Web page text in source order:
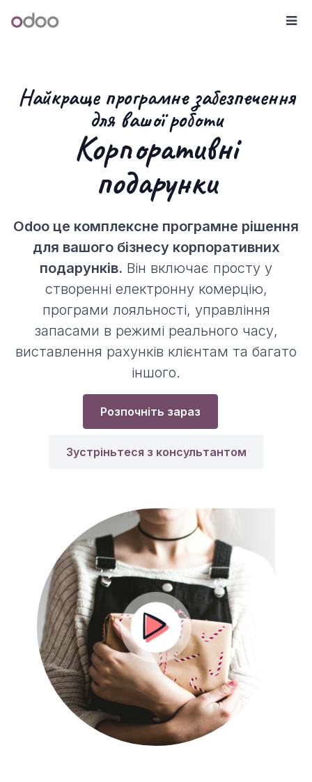
Odoo
Найкраще програмне забезпечення
для вашої роботи
Корпоративні
подарунки
Odoo це комплексне програмне рішення
для вашого бізнесу корпоративних
подарунків. Він включає просту у
створенні електронну комерцію,
програми лояльності, управління
запасами в режимі реального часу,
виставлення рахунків клієнтам та багато
іншого.
Розпочніть зараз
Зустріньтеся з консультантом